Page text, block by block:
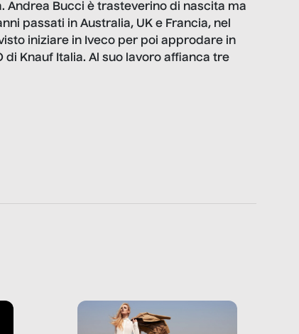
Andrea Bucci è trasteverino di nascita ma
passati in Australia, UK e Francia, nel
iniziare in Iveco per poi approdare in
di Knauf Italia. Al suo lavoro affianca tre